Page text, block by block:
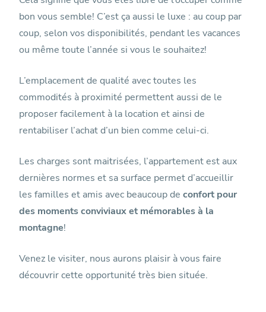
bon vous semble! C’est ça aussi le luxe : au coup par
coup, selon vos disponibilités, pendant les vacances
ou même toute l’année si vous le souhaitez!
L’emplacement de qualité avec toutes les
commodités à proximité permettent aussi de le
proposer facilement à la location et ainsi de
rentabiliser l’achat d’un bien comme celui-ci.
Les charges sont maitrisées, l’appartement est aux
dernières normes et sa surface permet d’accueillir
les familles et amis avec beaucoup de confort pour
des moments conviviaux et mémorables à la
montagne!
Venez le visiter, nous aurons plaisir à vous faire
découvrir cette opportunité très bien située.